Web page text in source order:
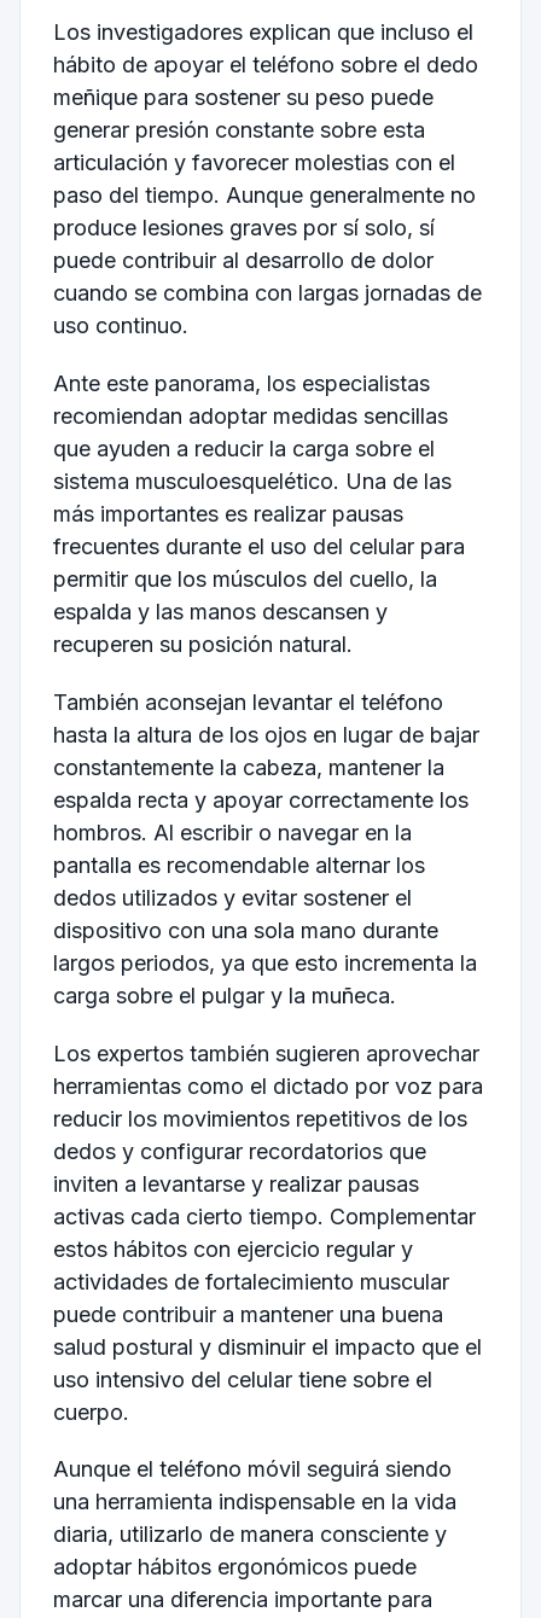
Los investigadores explican que incluso el
hábito de apoyar el teléfono sobre el dedo
meñique para sostener su peso puede
generar presión constante sobre esta
articulación y favorecer molestias con el
paso del tiempo. Aunque generalmente no
produce lesiones graves por sí solo, sí
puede contribuir al desarrollo de dolor
cuando se combina con largas jornadas de
uso continuo.
Ante este panorama, los especialistas
recomiendan adoptar medidas sencillas
que ayuden a reducir la carga sobre el
sistema musculoesquelético. Una de las
más importantes es realizar pausas
frecuentes durante el uso del celular para
permitir que los músculos del cuello, la
espalda y las manos descansen y
recuperen su posición natural.
También aconsejan levantar el teléfono
hasta la altura de los ojos en lugar de bajar
constantemente la cabeza, mantener la
espalda recta y apoyar correctamente los
hombros. Al escribir o navegar en la
pantalla es recomendable alternar los
dedos utilizados y evitar sostener el
dispositivo con una sola mano durante
largos periodos, ya que esto incrementa la
carga sobre el pulgar y la muñeca.
Los expertos también sugieren aprovechar
herramientas como el dictado por voz para
reducir los movimientos repetitivos de los
dedos y configurar recordatorios que
inviten a levantarse y realizar pausas
activas cada cierto tiempo. Complementar
estos hábitos con ejercicio regular y
actividades de fortalecimiento muscular
puede contribuir a mantener una buena
salud postural y disminuir el impacto que el
uso intensivo del celular tiene sobre el
cuerpo.
Aunque el teléfono móvil seguirá siendo
una herramienta indispensable en la vida
diaria, utilizarlo de manera consciente y
adoptar hábitos ergonómicos puede
marcar una diferencia importante para